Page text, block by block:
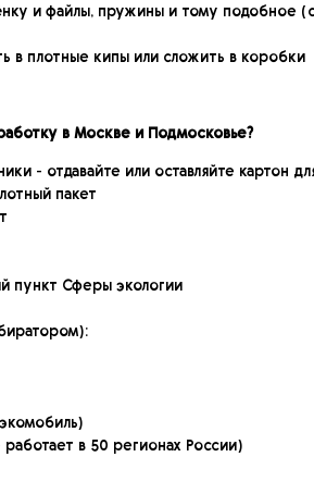
и файлы, пружины и тому подобное
в плотные кипы или сложить в коробки
в Москве и Подмосковье?
- отдавайте или оставляйте картон
пакет
пункт Сферы экологии
в 50 регионах России)